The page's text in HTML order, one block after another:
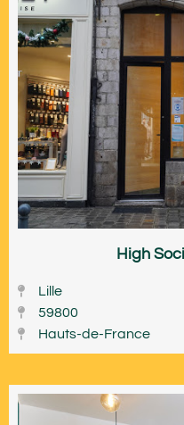
High
Lille
59800
Hauts-de-France